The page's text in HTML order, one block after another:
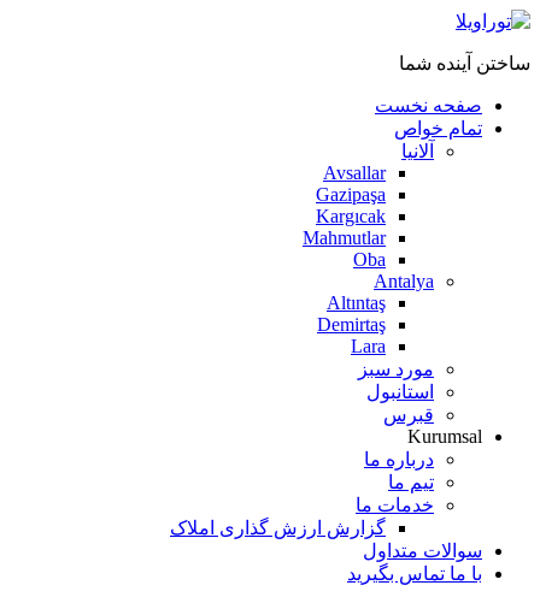
ساختن آینده شما
صفحه نخست
تمام خواص
آلانیا
Avsallar
Gazipaşa
Kargıcak
Mahmutlar
Oba
Antalya
Altıntaş
Demirtaş
Lara
مورد سبز
استانبول
قبرس
Kurumsal
درباره ما
تیم ما
خدمات ما
گزارش ارزش گذاری املاک
سوالات متداول
با ما تماس بگیرید